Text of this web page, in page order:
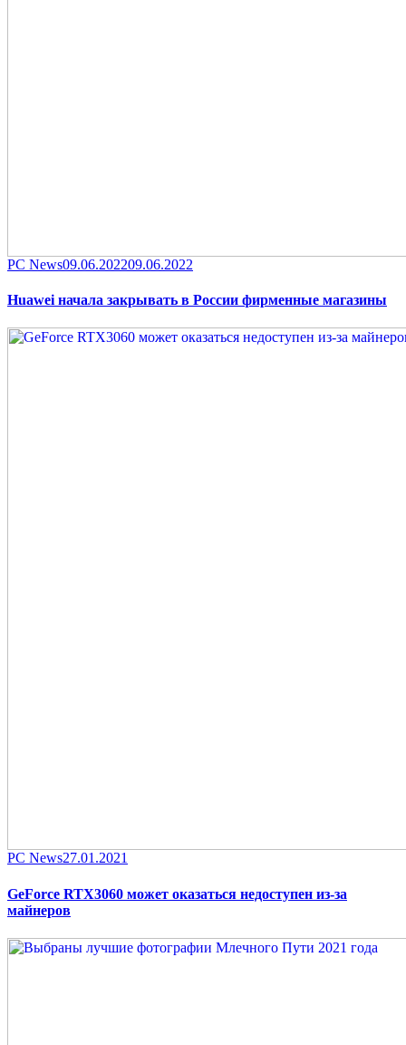
Category
PC NewsPosted
09.06.202209.06.2022
Huawei начала закрывать в России фирменные магазины
Category
PC NewsPosted
27.01.2021
GeForce RTX3060 может оказаться недоступен из-за
майнеров